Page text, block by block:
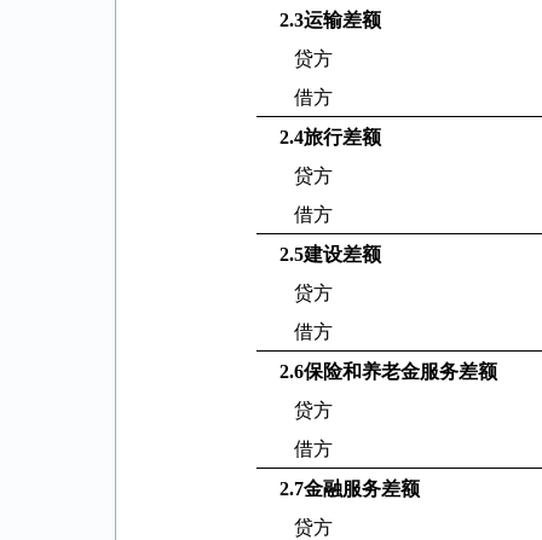
2.3运输差额
贷方
借方
2.4旅行差额
贷方
借方
2.5建设差额
贷方
借方
2.6保险和养老金服务差额
贷方
借方
2.7金融服务差额
贷方